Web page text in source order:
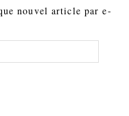
nouvel article par e-